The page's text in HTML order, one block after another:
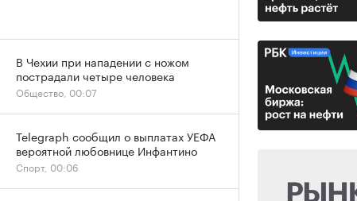
В Чехии при нападении с ножом
пострадали четыре человека
Общество, 00:07
Telegraph сообщил о выплатах УЕФА
вероятной любовнице Инфантино
Спорт, 00:06